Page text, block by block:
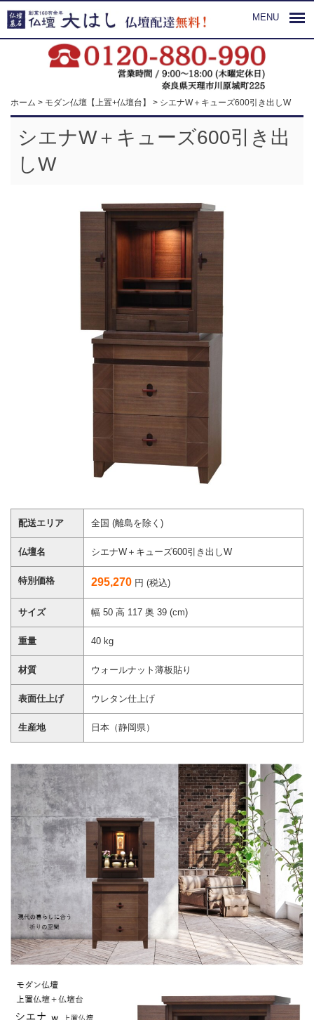
MENU
ホーム > モダン仏壇【上置+仏壇台】 > シエナW＋キューズ600引き出しW
シエナW＋キューズ600引き出
しW
配送エリア 全国 (離島を除く)
仏壇名 シエナW＋キューズ600引き出しW
特別価格 295,270 円 (税込)
サイズ 幅 50 高 117 奥 39 (cm)
重量 40 kg
材質 ウォールナット薄板貼り
表面仕上げ ウレタン仕上げ
生産地 日本（静岡県）